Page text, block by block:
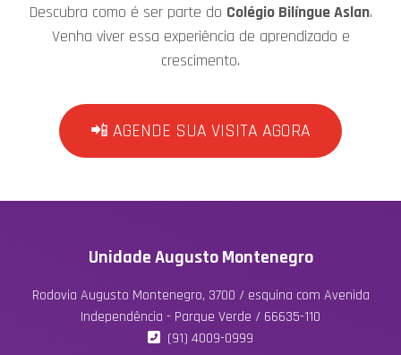
Descubra como é ser parte do Colégio Bilíngue Aslan.
Venha viver essa experiência de aprendizado e
crescimento.
📲 AGENDE SUA VISITA AGORA
Unidade Augusto Montenegro
Rodovia Augusto Montenegro, 3700 / esquina com Avenida
Independência - Parque Verde / 66635-110
(91) 4009-0999